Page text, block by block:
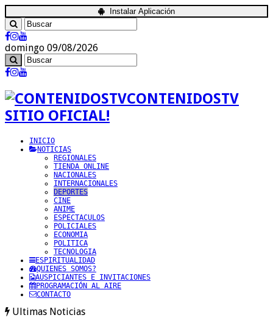
Instalar Aplicación
domingo 09/08/2026
CONTENIDOSTV
SITIO OFICIAL!
INICIO
NOTICIAS
REGIONALES
TIENDA ONLINE
NACIONALES
INTERNACIONALES
DEPORTES
CINE
ANIME
ESPECTACULOS
POLICIALES
ECONOMIA
POLITICA
TECNOLOGIA
ESPIRITUALIDAD
QUIENES SOMOS?
AUSPICIANTES E INVITACIONES
PROGRAMACIÓN AL AIRE
CONTACTO
Ultimas Noticias